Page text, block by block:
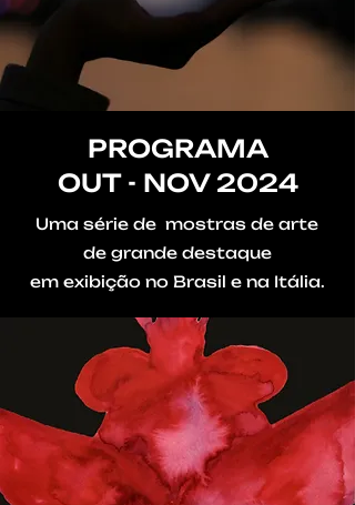
PROGRAMA
OUT - NOV 2024
Uma série de mostras de arte
de grande destaque
em exibição no Brasil e na Itália.